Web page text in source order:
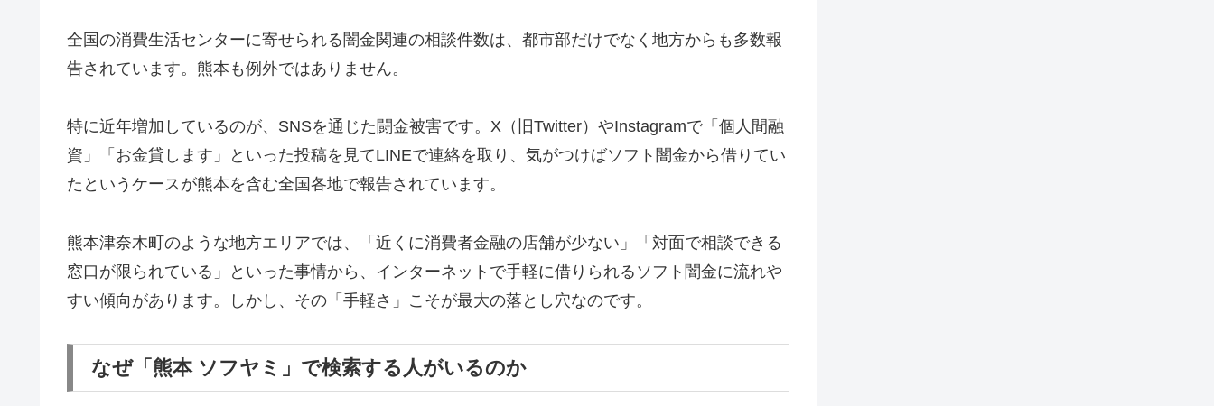
全国の消費生活センターに寄せられる闇金関連の相談件数は、都市部だけでなく地方からも多数報
告されています。熊本も例外ではありません。
特に近年増加しているのが、SNSを通じた闘金被害です。X（旧Twitter）やInstagramで「個人間融
資」「お金貸します」といった投稿を見てLINEで連絡を取り、気がつけばソフト闇金から借りてい
たというケースが熊本を含む全国各地で報告されています。
熊本津奈木町のような地方エリアでは、「近くに消費者金融の店舗が少ない」「対面で相談できる
窓口が限られている」といった事情から、インターネットで手軽に借りられるソフト闇金に流れや
すい傾向があります。しかし、その「手軽さ」こそが最大の落とし穴なのです。
なぜ「熊本 ソフヤミ」で検索する人がいるのか